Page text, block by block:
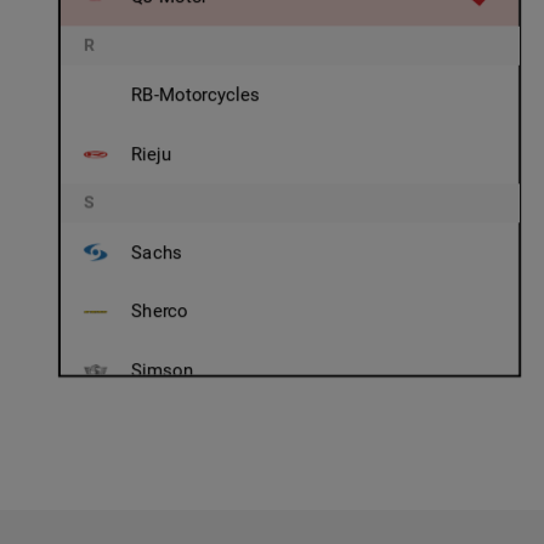
R
RB-Motorcycles
Rieju
S
Sachs
Sherco
Simson